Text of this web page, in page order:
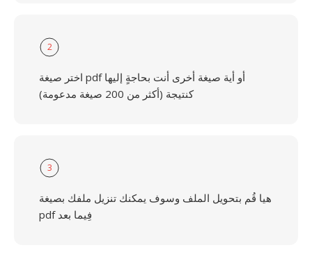
2
اختر صيغة pdf أو أية صيغة أخرى أنت بحاجةٍ إليها
كنتيجة (أكثر من 200 صيغة مدعومة)
3
هيا قُم بتحويل الملف وسوف يمكنك تنزيل ملفك بصيغة
pdf فِيما بعد